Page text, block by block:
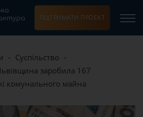
ПІДТРИМАТИ ПРОЕКТ
Суспільство
заробила 167
комунального майна